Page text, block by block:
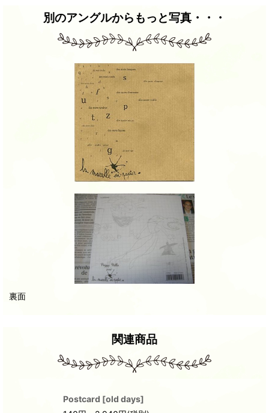
別のアングルからもっと写真・・・
裏面
関連商品
Postcard [old days]